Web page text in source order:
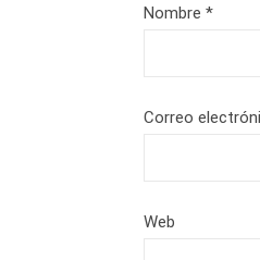
Nombre *
Correo
Web